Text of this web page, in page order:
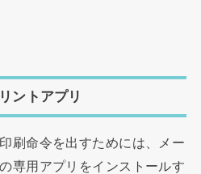
ントアプリ
刷命令を出すためには、メー
専用アプリをインストールす